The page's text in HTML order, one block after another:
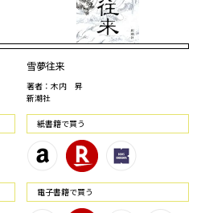
雪夢往来
著者：木内 昇
新潮社
紙書籍で買う
電⼦書籍で買う